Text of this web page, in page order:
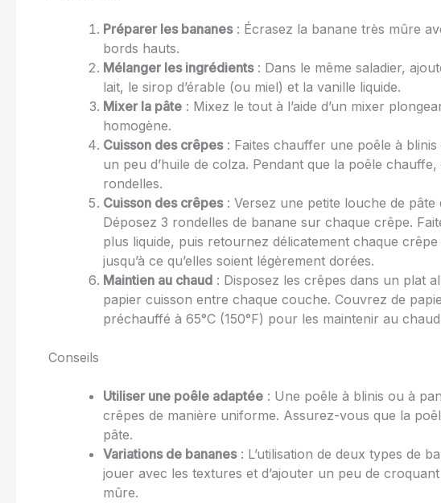
Préparer les bananes: Écrasez la banane très mûre
bords hauts.
Mélanger les ingrédients: Dans le même saladier,
lait, le sirop d’érable (ou miel) et la vanille liquide.
Mixer la pâte : Mixez le tout à l’aide d’un mixer
homogène.
Cuisson des crêpes: Faites chauffer une poêle à
un peu d’huile de colza. Pendant que la poêle
rondelles.
Cuisson des crêpes: Versez une petite louche de pâte
Déposez 3 rondelles de banane sur chaque crêpe.
plus liquide, puis retournez délicatement chaque
jusqu’à ce qu’elles soient légèrement dorées.
Maintien au chaud : Disposez les crêpes dans un plat
papier cuisson entre chaque couche. Couvrez de
préchauffé à 65°C (150°F) pour les maintenir au chaud
Conseils
Utiliser une poêle adaptée : Une poêle à blinis ou à
crêpes de manière uniforme. Assurez-vous que la
pâte.
Variations de bananes: L’utilisation de deux types de
jouer avec les textures et d’ajouter un peu de
mûre.